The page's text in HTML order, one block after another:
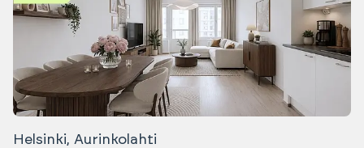
Helsinki, Aurinkolahti